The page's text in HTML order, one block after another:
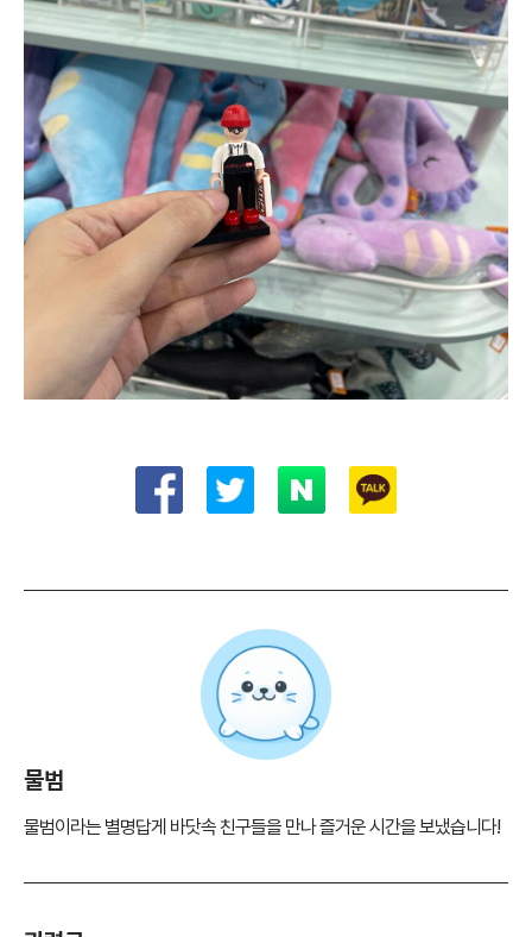
물범
물범이라는 별명답게 바닷속 친구들을 만나 즐거운 시간을 보냈습니다!